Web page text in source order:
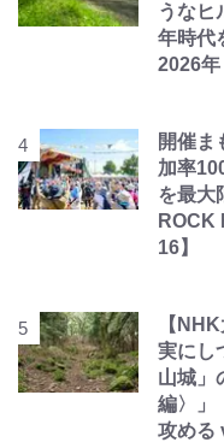
うなヒ
年時代
2026年
開催ま
加率
を最大
ROCK
16】
【
実にし
山城」
編〉」
攻める